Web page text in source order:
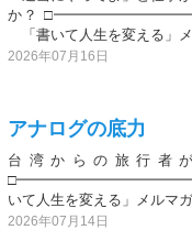
か？
「書いて人生を変える」
2026年07月16日
アナログの底力
台湾からの旅行者
いて人生を変える」メル
2026年07月14日